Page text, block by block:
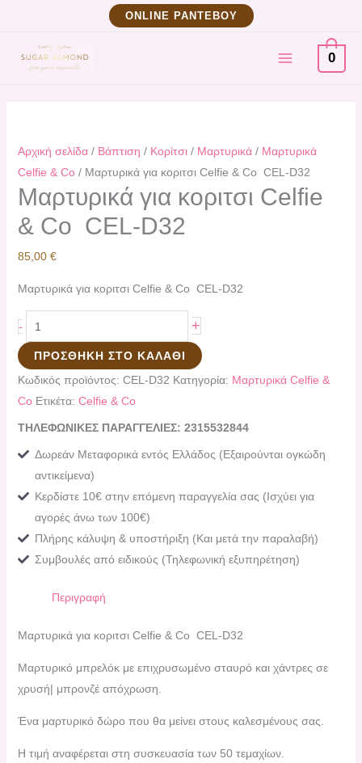
περιεχόμενο
ΟNLINE ΡΑΝΤΕΒΟΥ
MAIN
MENU
0
Αρχική σελίδα/ Βάπτιση / Κορίτσι/ Μαρτυρικά/ Μαρτυρικά
Celfie & Co/ Μαρτυρικά για κοριτσι Celfie & Co CEL-D32
Μαρτυρικά για κοριτσι Celfie
& Co CEL-D32
85,00 €
Μαρτυρικά για κοριτσι Celfie & Co CEL-D32
-
κοριτσι
Celfie
D32
ποσότητα
+
ΠΡΟΣΘΉΚΗ ΣΤΟ ΚΑΛΆΘΙ
Κωδικός προϊόντος: CEL-D32 Κατηγορία: Μαρτυρικά Celfie &
Co Ετικέτα: Celfie & Co
ΤΗΛΕΦΩΝΙΚΕΣ ΠΑΡΑΓΓΕΛΙΕΣ: 2315532844
Δωρεάν Μεταφορικά εντός Ελλάδος (Εξαιρούνται ογκώδη
αντικείμενα)
Κερδίστε 10€ στην επόμενη παραγγελία σας (Ισχύει για
αγορές άνω των 100€)
Πλήρης κάλυψη & υποστήριξη (Και μετά την παραλαβή)
Συμβουλές από ειδικούς (Τηλεφωνική εξυπηρέτηση)
Περιγραφή
Μαρτυρικά για κοριτσι Celfie & Co CEL-D32
Μαρτυρικό μπρελόκ με επιχρυσωμένο σταυρό και χάντρες σε
χρυσή| μπρονζέ απόχρωση.
Ένα μαρτυρικό δώρο που θα μείνει στους καλεσμένους σας.
Η τιμή αναφέρεται στη συσκευασία των 50 τεμαχίων.